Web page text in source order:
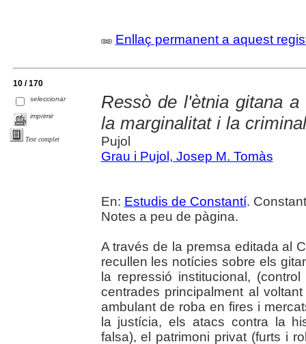
Enllaç permanent a aquest
10 / 170
seleccionar
imprimir
Text complet
Ressò de l'ètnia gitana
la marginalitat i la
Pujol
Grau i Pujol, Josep M. Tomàs
En: Estudis de Constantí.
Notes a peu de pàgina.
A través de la premsa editada al
recullen les notícies sobre els
la repressió institucional,
centrades principalment al
ambulant de roba en fires i
la justícia, els atacs contra la
falsa), el patrimoni privat (furts i